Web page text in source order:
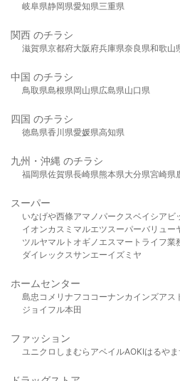
岐阜県静岡県愛知県三重県
関西 のチラシ
滋賀県京都府大阪府兵庫県奈良県和歌山
中国 のチラシ
鳥取県島根県岡山県広島県山口県
四国 のチラシ
徳島県香川県愛媛県高知県
九州・沖縄 のチラシ
福岡県佐賀県長崎県熊本県大分県宮崎県
スーパー
いなげや西條アマノパークスベイシア ビ
イオンカスミ マルエツスーパーバリュー
ツルヤマルト オギノ エスマート ライフ業
ダイレックスサンエーイズミヤ
ホームセンター
島忠 コメリ ナフコ コーナンカインズアス
ジョイフル本田
ファッション
ユニクロ しまむら アベイルAOKIはるやま